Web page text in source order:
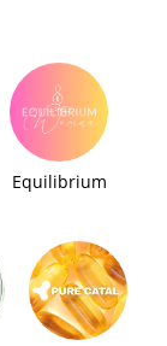
Equilibrium